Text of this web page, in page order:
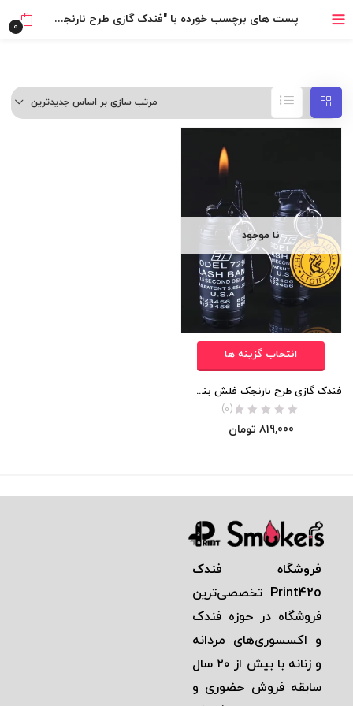
خرید قسطی با ترب‌پی پست های برچسب خورده با "فندک گازی طرح نارنجک فلش بنگ" 0
مرتب سازی بر اساس جدیدترین
نا موجود
انتخاب گزینه ها
فندک گازی طرح نارنجک فلش بنگ برند ZHONG LONG اورجینال
(0)
819,000 تومان
فروشگاه فندک
Print42o تخصصی‌ترين
فروشگاه در حوزه فندک
و اكسسوری‌های مردانه
و زنانه با بيش از ٢٠ سال
سابقه فروش حضوری و